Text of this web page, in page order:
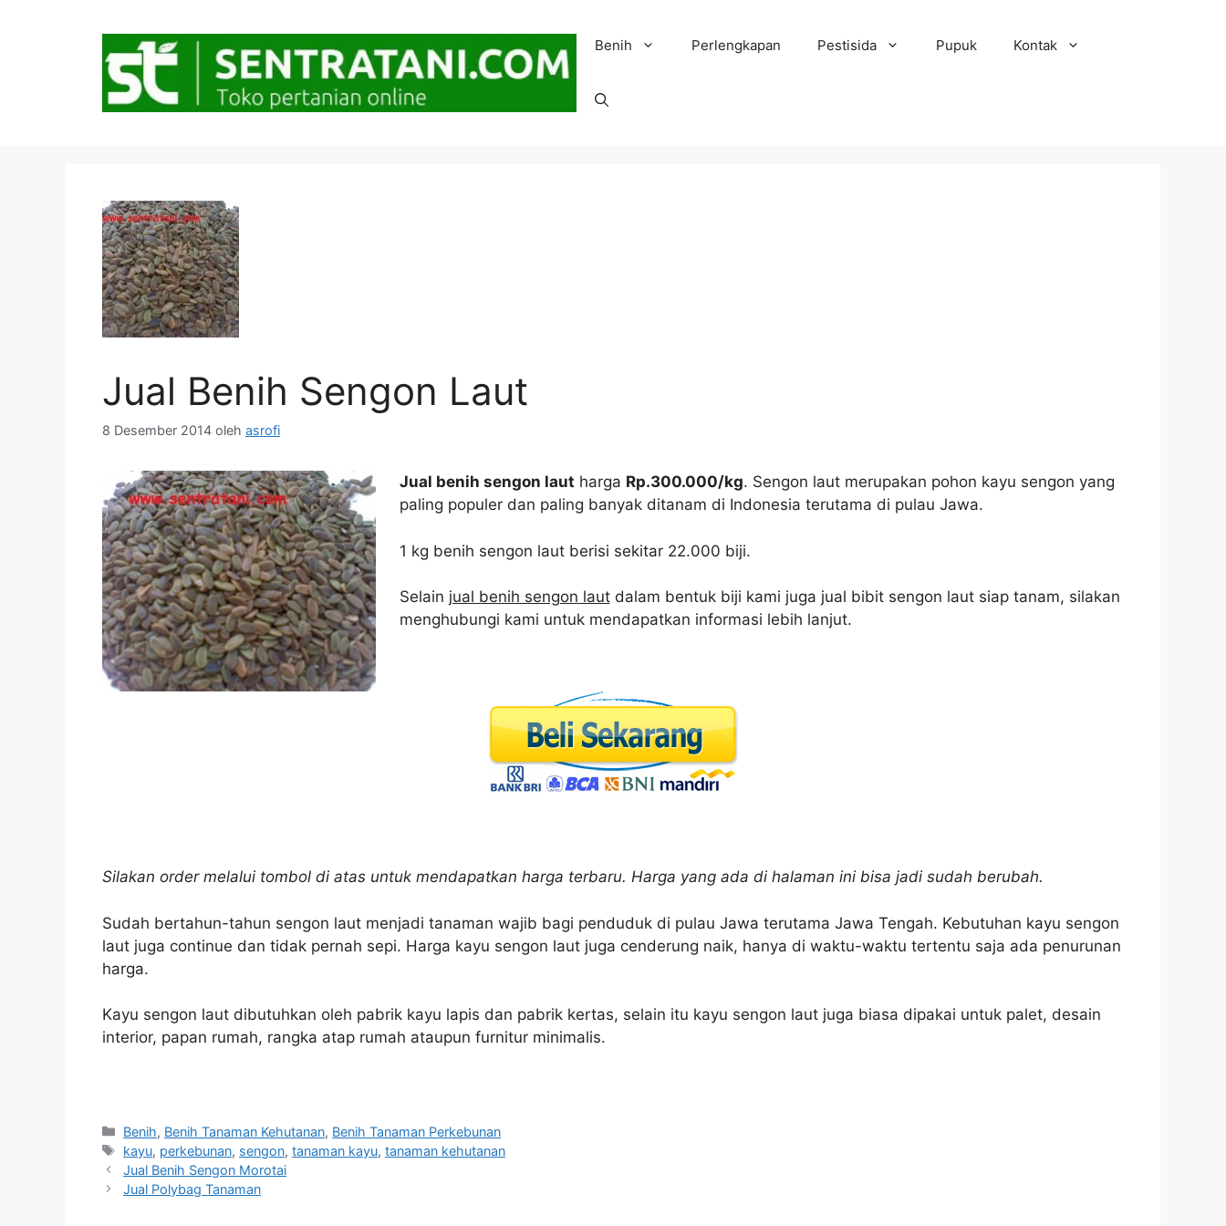
Benih Perlengkapan Pestisida Pupuk Kontak
Jual Benih Sengon Laut
8 Desember 2014 oleh asrofi
Jual benih sengon laut harga Rp.300.000/kg. Sengon laut merupakan pohon kayu sengon yang
paling populer dan paling banyak ditanam di Indonesia terutama di pulau Jawa.
1 kg benih sengon laut berisi sekitar 22.000 biji.
Selain jual benih sengon lautdalam bentuk biji kami juga jual bibit sengon laut siap tanam, silakan
menghubungi kami untuk mendapatkan informasi lebih lanjut.
Silakan order melalui tombol di atas untuk mendapatkan harga terbaru. Harga yang ada di halaman ini bisa jadi sudah berubah.
Sudah bertahun-tahun sengon laut menjadi tanaman wajib bagi penduduk di pulau Jawa terutama Jawa Tengah. Kebutuhan kayu sengon
laut juga continue dan tidak pernah sepi. Harga kayu sengon laut juga cenderung naik, hanya di waktu-waktu tertentu saja ada penurunan
harga.
Kayu sengon laut dibutuhkan oleh pabrik kayu lapis dan pabrik kertas, selain itu kayu sengon laut juga biasa dipakai untuk palet, desain
interior, papan rumah, rangka atap rumah ataupun furnitur minimalis.
Kategori
Benih, Benih Tanaman Kehutanan, Benih Tanaman Perkebunan
Tag
kayu, perkebunan, sengon,tanaman kayu,tanaman kehutanan
Jual Benih Sengon Morotai
Jual Polybag Tanaman